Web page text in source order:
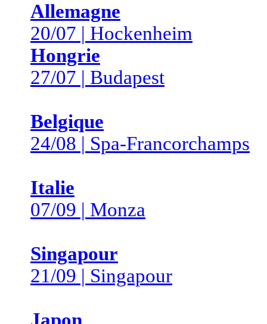
Allemagne
20/07 | Hockenheim
Hongrie
27/07 | Budapest
Belgique
24/08 | Spa-Francorchamps
Italie
07/09 | Monza
Singapour
21/09 | Singapour